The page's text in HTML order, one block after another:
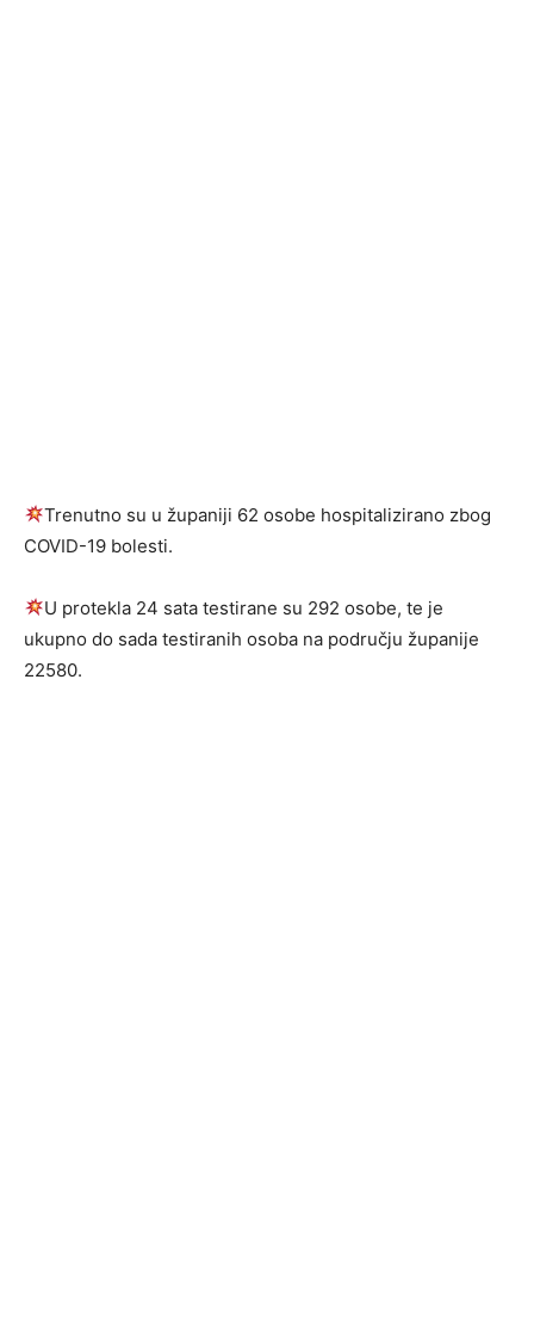
Trenutno su u županiji 62 osobe hospitalizirano zbog
COVID-19 bolesti.
U protekla 24 sata testirane su 292 osobe, te je
ukupno do sada testiranih osoba na području županije
22580.